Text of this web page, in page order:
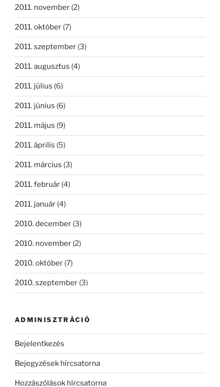
2011. november (2)
2011. október (7)
2011. szeptember (3)
2011. augusztus (4)
2011. július (6)
2011. június (6)
2011. május (9)
2011. április (5)
2011. március (3)
2011. február (4)
2011. január (4)
2010. december (3)
2010. november (2)
2010. október (7)
2010. szeptember (3)
ADMINISZTRÁCIÓ
Bejelentkezés
Bejegyzések hírcsatorna
Hozzászólások hírcsatorna